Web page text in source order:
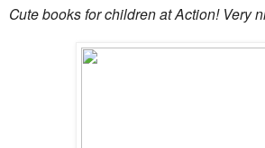
Cute books for children at Action! Very